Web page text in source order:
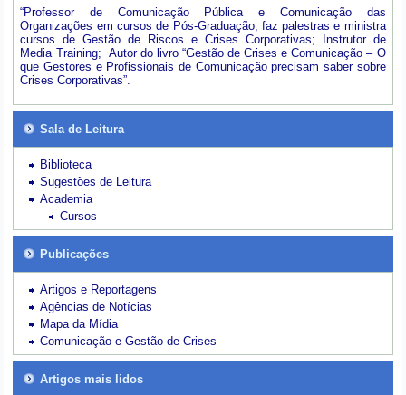
“Professor de Comunicação Pública e Comunicação das
Organizações em cursos de Pós-Graduação; faz palestras e ministra
cursos de Gestão de Riscos e Crises Corporativas; Instrutor de
Media Training; Autor do livro “Gestão de Crises e Comunicação – O
que Gestores e Profissionais de Comunicação precisam saber sobre
Crises Corporativas”.
Sala de Leitura
Biblioteca
Sugestões de Leitura
Academia
Cursos
Publicações
Artigos e Reportagens
Agências de Notícias
Mapa da Mídia
Comunicação e Gestão de Crises
Artigos mais lidos